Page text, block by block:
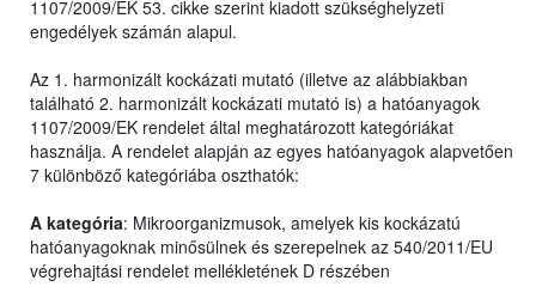
1107/2009/EK 53. cikke szerint kiadott szükséghelyzeti
engedélyek számán alapul.
Az 1. harmonizált kockázati mutató (illetve az alábbiakban
található 2. harmonizált kockázati mutató is) a hatóanyagok
1107/2009/EK rendelet által meghatározott kategóriákat
használja. A rendelet alapján az egyes hatóanyagok alapvetően
7 különböző kategóriába oszthatók:
A kategória: Mikroorganizmusok, amelyek kis kockázatú
hatóanyagoknak minősülnek és szerepelnek az 540/2011/EU
végrehajtási rendelet mellékletének D részében